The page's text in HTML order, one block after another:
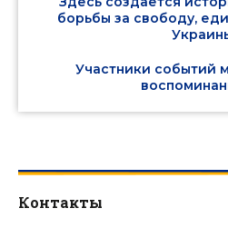
борьбы за свободу,
Участники событий
Контакты